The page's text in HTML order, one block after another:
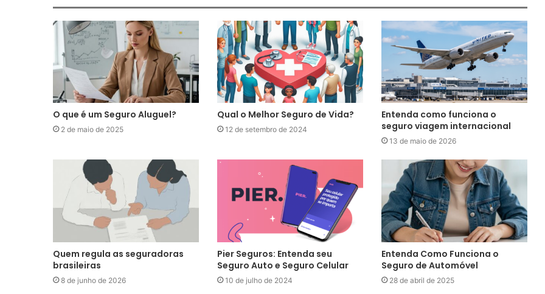
O que é um Seguro Aluguel?
2 de maio de 2025
Qual o Melhor Seguro de Vida?
12 de setembro de 2024
Entenda como funciona o
seguro viagem internacional
13 de maio de 2026
Quem regula as seguradoras
brasileiras
8 de junho de 2026
Pier Seguros: Entenda seu
Seguro Auto e Seguro Celular
10 de julho de 2024
Entenda Como Funciona o
Seguro de Automóvel
28 de abril de 2025